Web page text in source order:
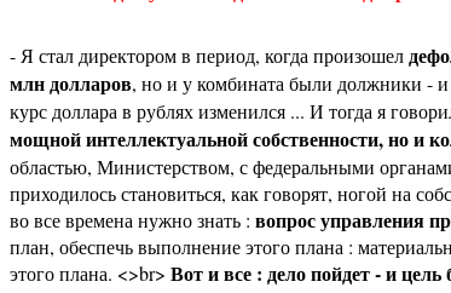
- Я стал директором в период, когда произошел
млн долларов, но и у комбината были должники - и
курс доллара в рублях изменился ... И тогда я
мощной интеллектуальной собственности, но и
областью, Министерством, с федеральными
приходилось становиться, как говорят, ногой на
во все времена нужно знать : вопрос управления
план, обеспечь выполнение этого плана :
этого плана. <>br> Вот и все : дело пойдет - и цель